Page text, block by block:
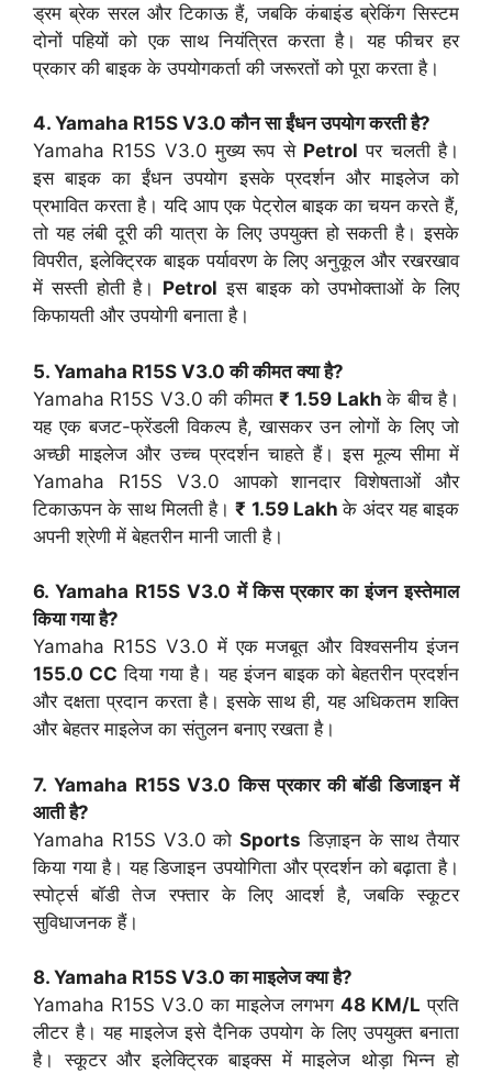
ड्रम ब्रेक सरल और टिकाऊ हैं, जबकि कंबाइंड ब्रेकिंग सिस्टम
दोनों पहियों को एक साथ नियंत्रित करता है। यह फीचर हर
प्रकार की बाइक के उपयोगकर्ता की जरूरतों को पूरा करता है।
4. Yamaha R15S V3.0 कौन सा ईंधन उपयोग करती है?
Yamaha R15S V3.0 मुख्य रूप से Petrol पर चलती है।
इस बाइक का ईंधन उपयोग इसके प्रदर्शन और माइलेज को
प्रभावित करता है। यदि आप एक पेट्रोल बाइक का चयन करते हैं,
तो यह लंबी दूरी की यात्रा के लिए उपयुक्त हो सकती है। इसके
विपरीत, इलेक्ट्रिक बाइक पर्यावरण के लिए अनुकूल और रखरखाव
में सस्ती होती है। Petrol इस बाइक को उपभोक्ताओं के लिए
किफायती और उपयोगी बनाता है।
5. Yamaha R15S V3.0 की कीमत क्या है?
Yamaha R15S V3.0 की कीमत ₹ 1.59 Lakhके बीच है।
यह एक बजट-फ्रेंडली विकल्प है, खासकर उन लोगों के लिए जो
अच्छी माइलेज और उच्च प्रदर्शन चाहते हैं। इस मूल्य सीमा में
Yamaha R15S V3.0 आपको शानदार विशेषताओं और
टिकाऊपन के साथ मिलती है।₹ 1.59 Lakhके अंदर यह बाइक
अपनी श्रेणी में बेहतरीन मानी जाती है।
6. Yamaha R15S V3.0 में किस प्रकार का इंजन इस्तेमाल
किया गया है?
Yamaha R15S V3.0 में एक मजबूत और विश्वसनीय इंजन
155.0 CC दिया गया है। यह इंजन बाइक को बेहतरीन प्रदर्शन
और दक्षता प्रदान करता है। इसके साथ ही, यह अधिकतम शक्ति
और बेहतर माइलेज का संतुलन बनाए रखता है।
7. Yamaha R15S V3.0 किस प्रकार की बॉडी डिजाइन में
आती है?
Yamaha R15S V3.0 को Sports डिज़ाइन के साथ तैयार
किया गया है। यह डिजाइन उपयोगिता और प्रदर्शन को बढ़ाता है।
स्पोर्ट्स बॉडी तेज रफ्तार के लिए आदर्श है, जबकि स्कूटर
सुविधाजनक हैं।
8. Yamaha R15S V3.0 का माइलेज क्या है?
Yamaha R15S V3.0 का माइलेज लगभग 48 KM/L प्रति
लीटर है। यह माइलेज इसे दैनिक उपयोग के लिए उपयुक्त बनाता
है। स्कूटर और इलेक्ट्रिक बाइक्स में माइलेज थोड़ा भिन्न हो